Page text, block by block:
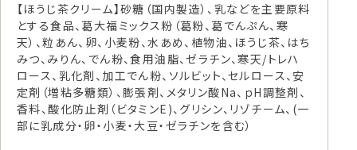
【ほうじ茶クリーム】砂糖（国内製造）、乳などを主要原料
とする食品、葛大福ミックス粉（葛粉、葛でんぷん、寒
天）、粒あん、卵、小麦粉、水あめ、植物油、ほうじ茶、はち
みつ、みりん、でん粉、食用油脂、ゼラチン、寒天/トレハ
ロース、乳化剤、加工でん粉、ソルビット、セルロース、安
定剤（増粘多糖類）、膨張剤、メタリン酸Na、ｐH調整剤、
香料、酸化防止剤（ビタミンE)、グリシン、リゾチーム、(一
部に乳成分・卵・小麦・大豆・ゼラチンを含む）